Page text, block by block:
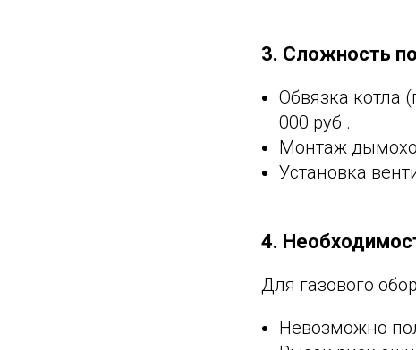
3. Сложность
Обвязка котла
000 руб .
Монтаж
Установка
4.
Для газового
Невозможно